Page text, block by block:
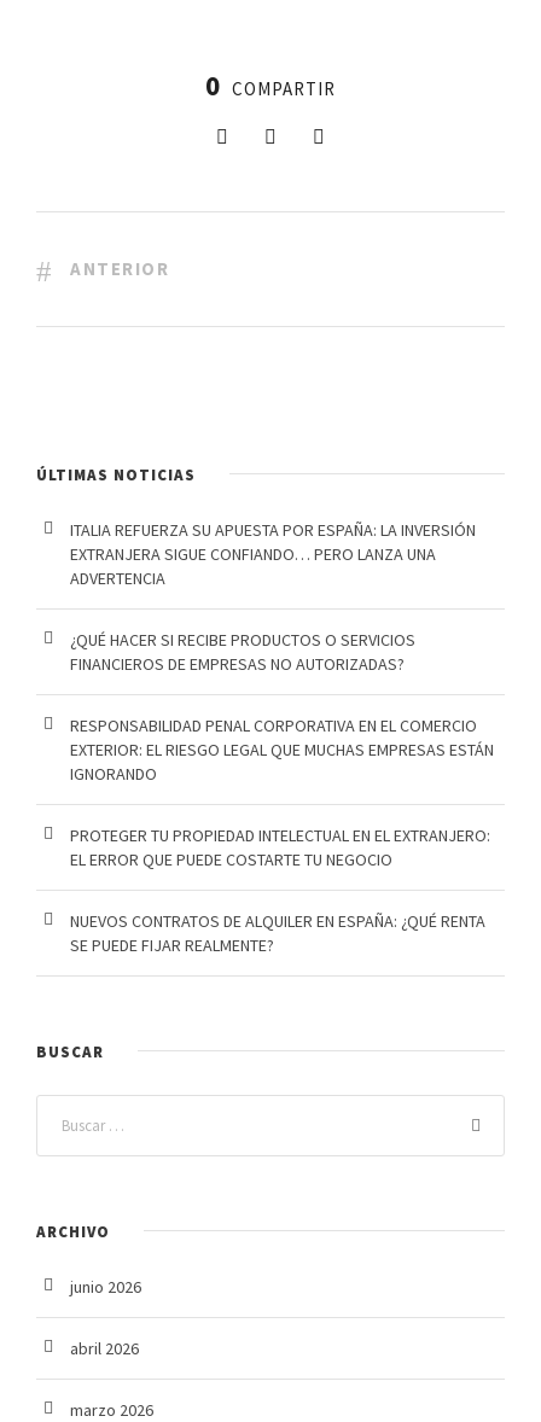
0 COMPARTIR
ANTERIOR
ÚLTIMAS NOTICIAS
ITALIA REFUERZA SU APUESTA POR ESPAÑA: LA INVERSIÓN
EXTRANJERA SIGUE CONFIANDO… PERO LANZA UNA
ADVERTENCIA
¿QUÉ HACER SI RECIBE PRODUCTOS O SERVICIOS
FINANCIEROS DE EMPRESAS NO AUTORIZADAS?
RESPONSABILIDAD PENAL CORPORATIVA EN EL COMERCIO
EXTERIOR: EL RIESGO LEGAL QUE MUCHAS EMPRESAS ESTÁN
IGNORANDO
PROTEGER TU PROPIEDAD INTELECTUAL EN EL EXTRANJERO:
EL ERROR QUE PUEDE COSTARTE TU NEGOCIO
NUEVOS CONTRATOS DE ALQUILER EN ESPAÑA: ¿QUÉ RENTA
SE PUEDE FIJAR REALMENTE?
BUSCAR
ARCHIVO
junio 2026
abril 2026
marzo 2026